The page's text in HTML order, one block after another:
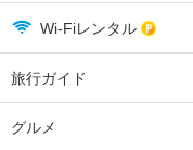
Wi-Fiレンタル
旅行ガイド
グルメ